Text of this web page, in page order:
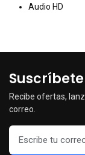
Audio HD
Recibe ofertas,
correo.